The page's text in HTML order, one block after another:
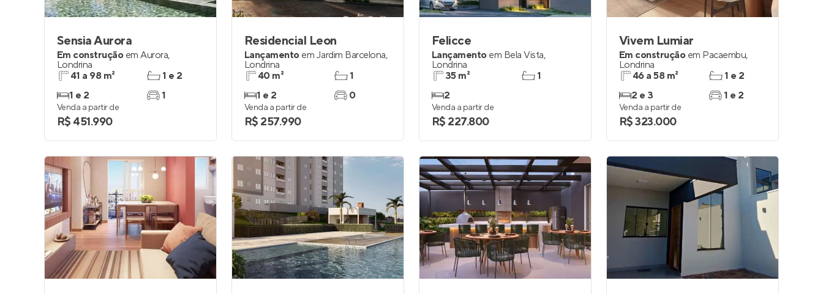
Sensia Aurora
Em construção em Aurora,
Londrina
41 a 98 m²
1 e 2
1 e 2
1
Venda a partir de
R$ 451.990
Residencial Leon
Lançamento em Jardim Barcelona,
Londrina
40 m²
1 e 2
1
0
Venda a partir de
R$ 257.990
Felicce
Lançamento em Bela Vista,
Londrina
35 m²
2
1
Venda a partir de
R$ 227.800
Vivem Lumiar
Em construção em Pacaembu,
Londrina
46 a 58 m²
2 e 3
1 e 2
1 e 2
Venda a partir de
R$ 323.000